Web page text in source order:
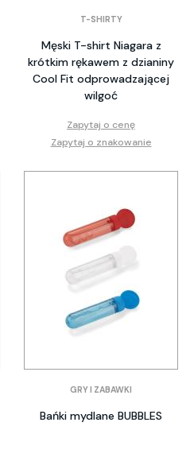
T-SHIRTY
Męski T-shirt Niagara z
krótkim rękawem z dzianiny
Cool Fit odprowadzającej
wilgoć
Zapytaj o cenę
Zapytaj o znakowanie
GRY I ZABAWKI
Bańki mydlane BUBBLES